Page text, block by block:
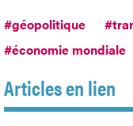
#géopolitique
#économie mondiale
Articles en lien